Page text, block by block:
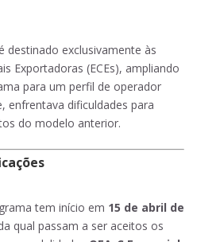
destinado exclusivamente às
Exportadoras (ECEs), ampliando
para um perfil de operador
enfrentava dificuldades para
do modelo anterior.
tem início em 15 de abril de
qual passam a ser aceitos os